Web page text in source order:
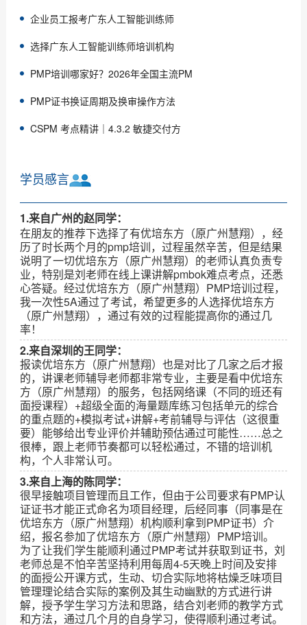
企业员工报考广东人工智能训练师
选择广东人工智能训练师培训机构
PMP培训哪家好？2026年全国主流PM
PMP证书换证周期及换审操作方法
CSPM 考点精讲｜4.3.2 敏捷交付方
学员感言
1.来自广州的赵同学：
在朋友的推荐下选择了有优培东方（原广州慧翔），经
历了时长两个月的pmp培训，过程虽然辛苦，但是结果
说明了一切优培东方（原广州慧翔）的老师认真负责专
业，特别是刘老师在线上课讲解pmbok难点考点，还悉
心答疑。经过优培东方（原广州慧翔）PMP培训过程，
我一次性5A通过了考试，希望更多的人选择优培东方
（原广州慧翔），通过有效的过程能提高你的通过几
率！
2.来自深圳的王同学：
报读优培东方（原广州慧翔）也是对比了几家之后才报
的，讲课老师辅导老师都非常专业，主要是看中优培东
方（原广州慧翔）的服务，包括网络课（不同的班还有
面授课程）+超级全面的海量题库练习包括单元的综合
的重点题的+模拟考试+讲解+考前辅导与评估（这很重
要）能够给出专业评价并辅助预估通过可能性……总之
很棒，跟上老师节奏都可以轻松通过，不错的培训机
构，个人非常认可。
3.来自上海的陈同学：
很早接触项目管理而且工作，但由于公司要求有PMP认
证证书才能正式命名为项目经理，后经同事（同事是在
优培东方（原广州慧翔）机构顺利拿到PMP证书）介
绍，报名参加了优培东方（原广州慧翔）PMP培训。
为了让我们学生能顺利通过PMP考试并获取到证书，刘
老师总是不怕辛苦坚持利用每周4-5天晚上时间及安排
的面授公开课方式，生动、切合实际地将枯燥乏味项目
管理理论结合实际的案例及其生动幽默的方式进行讲
解，授予学生学习方法和思路，结合刘老师的教学方式
和方法，通过几个月的自身学习，使得顺利通过考试。